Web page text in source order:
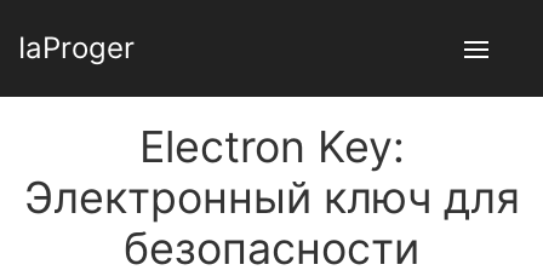
IaProger
Electron Key:
Электронный ключ для
безопасности